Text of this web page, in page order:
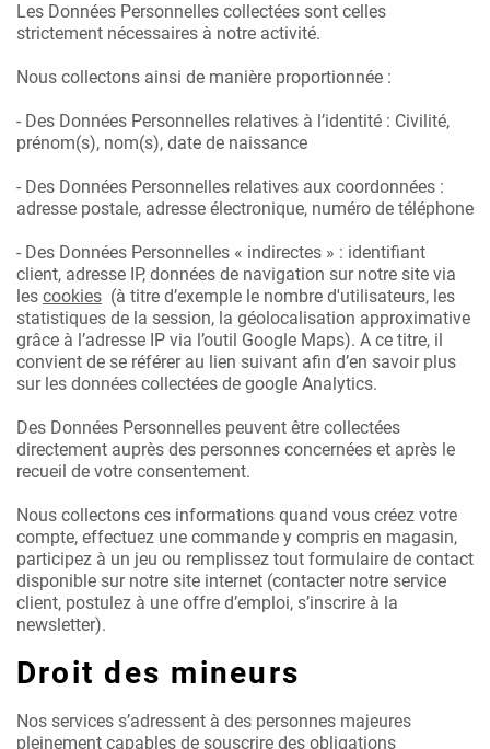
Les Données Personnelles collectées sont celles
strictement nécessaires à notre activité.
Nous collectons ainsi de manière proportionnée :
- Des Données Personnelles relatives à l’identité : Civilité,
prénom(s), nom(s), date de naissance
- Des Données Personnelles relatives aux coordonnées :
adresse postale, adresse électronique, numéro de téléphone
- Des Données Personnelles « indirectes » : identifiant
client, adresse IP, données de navigation sur notre site via
les cookies (à titre d’exemple le nombre d'utilisateurs, les
statistiques de la session, la géolocalisation approximative
grâce à l’adresse IP via l’outil Google Maps). A ce titre, il
convient de se référer au lien suivant afin d’en savoir plus
sur les données collectées de google Analytics.
Des Données Personnelles peuvent être collectées
directement auprès des personnes concernées et après le
recueil de votre consentement.
Nous collectons ces informations quand vous créez votre
compte, effectuez une commande y compris en magasin,
participez à un jeu ou remplissez tout formulaire de contact
disponible sur notre site internet (contacter notre service
client, postulez à une offre d’emploi, s’inscrire à la
newsletter).
Droit des mineurs
Nos services s’adressent à des personnes majeures
pleinement capables de souscrire des obligations